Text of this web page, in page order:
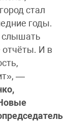
стал
годы.
слышать
отчёты. И в
—